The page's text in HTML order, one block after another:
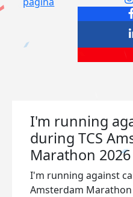
I'm running
during TCS
Marathon 2026
I'm running against
Amsterdam